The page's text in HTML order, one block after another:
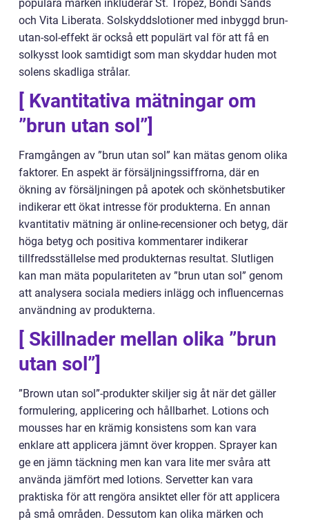
populära märken inkluderar St. Tropez, Bondi Sands
och Vita Liberata. Solskyddslotioner med inbyggd brun-
utan-sol-effekt är också ett populärt val för att få en
solkysst look samtidigt som man skyddar huden mot
solens skadliga strålar.
[ Kvantitativa mätningar om
”brun utan sol”]
Framgången av ”brun utan sol” kan mätas genom olika
faktorer. En aspekt är försäljningssiffrorna, där en
ökning av försäljningen på apotek och skönhetsbutiker
indikerar ett ökat intresse för produkterna. En annan
kvantitativ mätning är online-recensioner och betyg, där
höga betyg och positiva kommentarer indikerar
tillfredsställelse med produkternas resultat. Slutligen
kan man mäta populariteten av ”brun utan sol” genom
att analysera sociala mediers inlägg och influencernas
användning av produkterna.
[ Skillnader mellan olika ”brun
utan sol”]
”Brown utan sol”-produkter skiljer sig åt när det gäller
formulering, applicering och hållbarhet. Lotions och
mousses har en krämig konsistens som kan vara
enklare att applicera jämnt över kroppen. Sprayer kan
ge en jämn täckning men kan vara lite mer svåra att
använda jämfört med lotions. Servetter kan vara
praktiska för att rengöra ansiktet eller för att applicera
på små områden. Dessutom kan olika märken och